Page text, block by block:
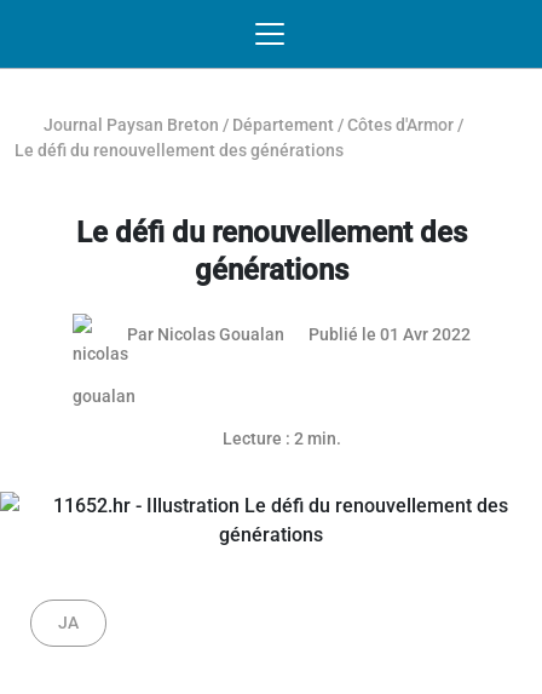
Journal Paysan Breton / Département /Côtes d'Armor /
Le défi du renouvellement des générations
Le défi du renouvellement des
générations
Par Nicolas Goualan Publié le 01 Avr 2022
Lecture : 2 min.
JA